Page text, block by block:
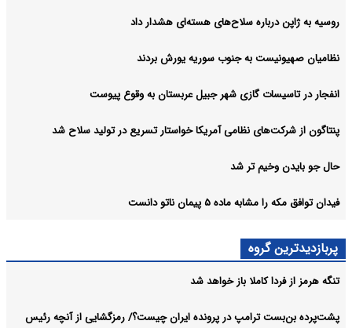
روسیه به ژاپن درباره سلاح‌های هسته‌ای هشدار داد
نظامیان صهیونیست به جنوب سوریه یورش بردند
انفجار در تاسیسات گازی شهر جبیل عربستان به وقوع پیوست
پنتاگون از شرکت‌های نظامی آمریکا خواستار تسریع در تولید سلاح شد
حال جو بایدن وخیم تر شد
فیدان توافق مکه را مشابه ماده ۵ پیمان ناتو دانست
پربازدیدترین گروه
تنگه هرمز از فردا کاملا باز خواهد شد
پشت‌پرده بن‌بست ترامپ در پرونده ایران چیست؟/ رمزگشایی از آنچه رئیس